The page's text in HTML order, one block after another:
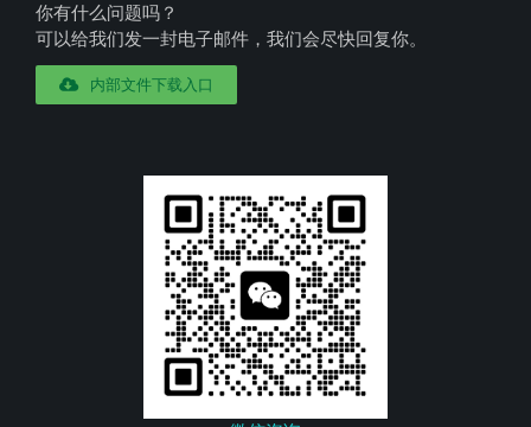
你有什么问题吗？
可以给我们发一封电子邮件，我们会尽快回复你。
内部文件下载入口